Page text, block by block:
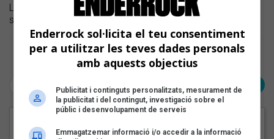
Llistem les novetats discogràfiques en català de la
setmana
Pàgina 1 de 1
< Anterior Següent >
EN PORTADA
Enderrock sol·licita el teu consentiment
per a utilitzar les teves dades personals
amb aquests objectius
Publicitat i continguts personalitzats, mesurament de
la publicitat i del contingut, investigació sobre el
públic i desenvolupament de serveis
Emmagatzemar informació i/o accedir a la informació